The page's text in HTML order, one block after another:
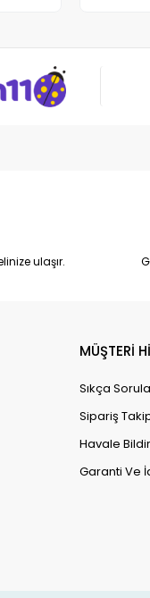
ulaşır.
MÜŞTERİ
Sıkça
Sipariş
Havale
Garanti Ve